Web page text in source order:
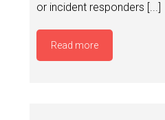
or incident responders [...]
Read more